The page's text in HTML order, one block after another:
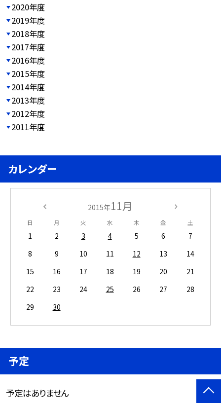
2020年度
2019年度
2018年度
2017年度
2016年度
2015年度
2014年度
2013年度
2012年度
2011年度
カレンダー
2015年11月
日 月 火 水 木 金 土
1 2 3 4 5 6
7
8
9 10 11 12 13
14
15
16 17 18 19 20
21
22
23 24 25 26 27
28
29
30
予定
予定はありません